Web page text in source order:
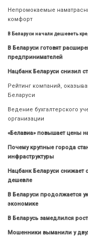
Непромокаемые
комфорт
В Беларуси начали дешеветь
В Беларуси готовят
предпринимателей
Нацбанк Беларуси снизил
Рейтинг компаний,
Беларуси
Ведение бухгалтерского
организации
«Белавиа» повышает цены
Почему крупные города
инфраструктуры
Нацбанк Беларуси снижает
дешевле
В Беларуси продолжается
экономике
В Беларусь замедлился
Мошенники выманили у